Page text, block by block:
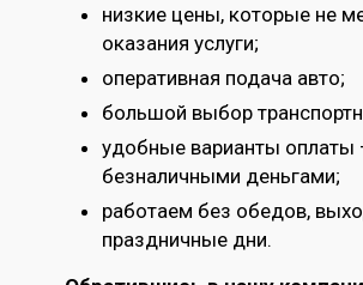
низкие цены, которые не
оказания услуги;
оперативная подача авто;
большой выбор
удобные варианты оплаты
безналичными деньгами;
работаем без обедов,
праздничные дни.